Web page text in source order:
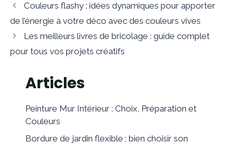
Couleurs flashy : idées dynamiques pour apporter
de l’énergie à votre déco avec des couleurs vives
Les meilleurs livres de bricolage : guide complet
pour tous vos projets créatifs
Articles
Peinture Mur Intérieur : Choix, Préparation et
Couleurs
Bordure de jardin flexible : bien choisir son